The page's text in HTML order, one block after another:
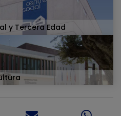
y Tercera Edad